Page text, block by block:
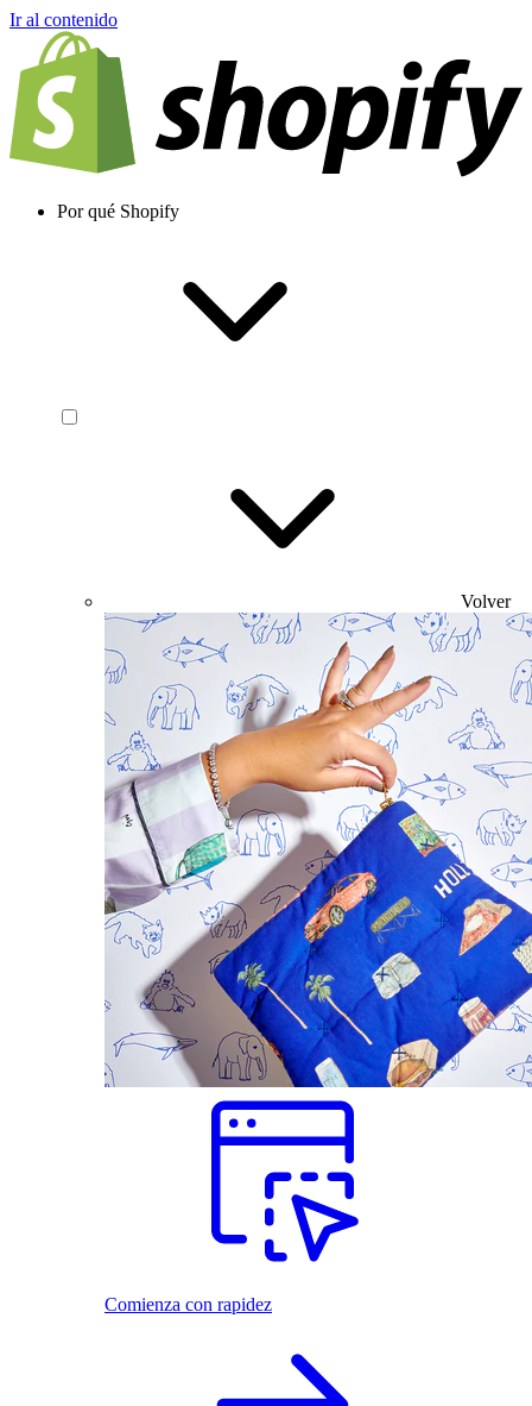
Ir al contenido
Por qué Shopify
Volver
Comienza con rapidez